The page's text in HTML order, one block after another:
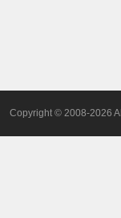
Copyright © 2008-2026